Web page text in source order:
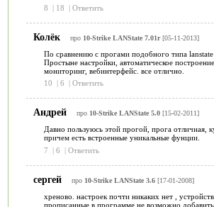
8
| 18 | Ответить
Колёк про 10-Strike LANState 7.01r[05-11-2013]
По сравнению с прогами подобного типа lanstate
Простыне настройки, автоматическое
мониторинг, вебинтерфейс. все отлично.
10
| 6 | Ответить
Андрей про 10-Strike LANState 5.0[15-02-2011]
Давно пользуюсь этой прогой, прога отличная,
причем есть встроенные уникальные фунции.
7
| 6 | Ответить
сергей про 10-Strike LANState 3.6[17-01-2008]
хреново. настроек почти никаких нет ,
прописанные в программе не возможно